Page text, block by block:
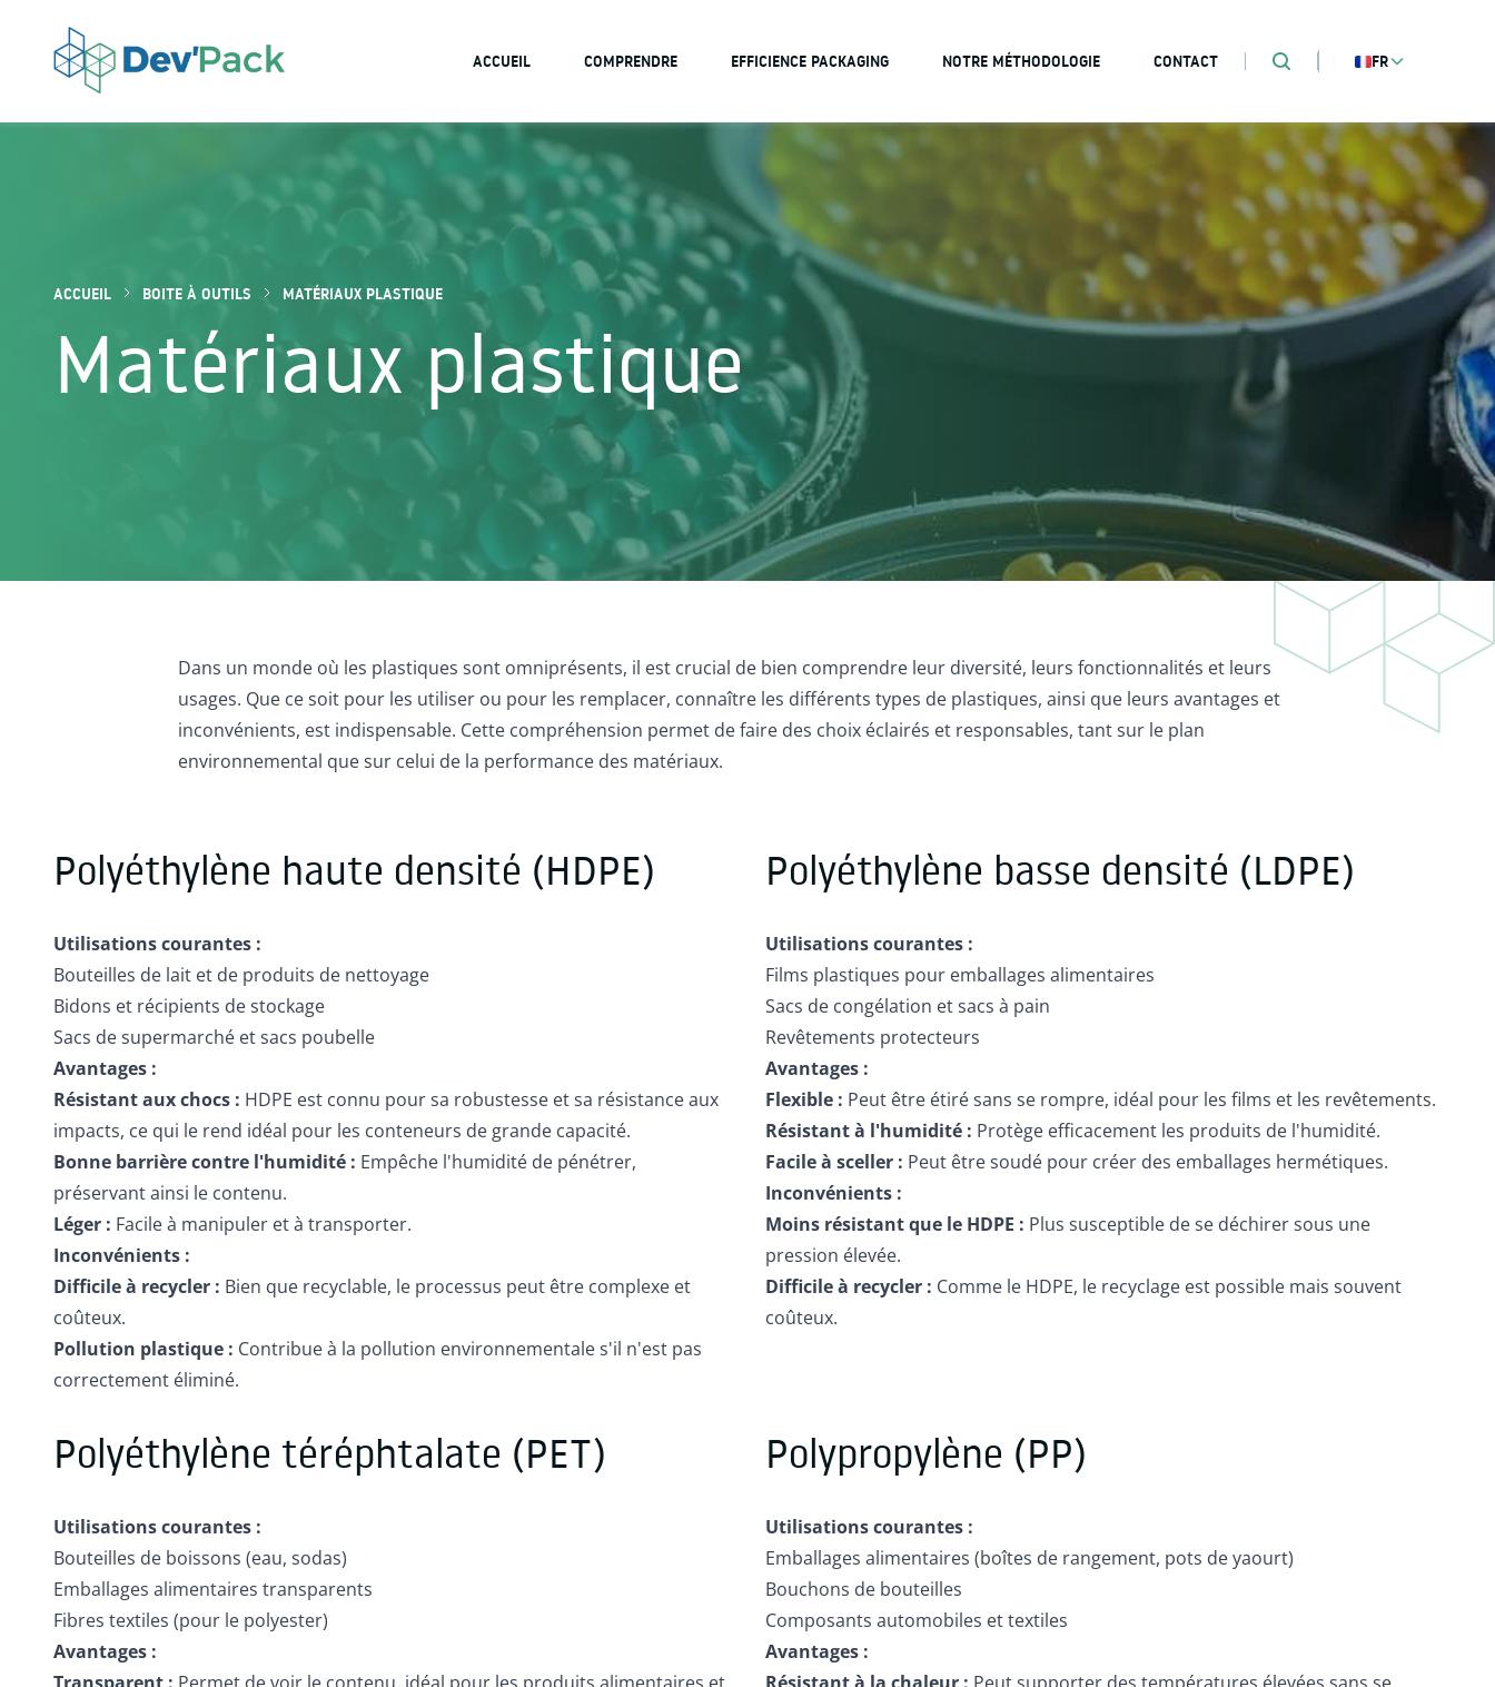
DEVPACK
ACCUEIL COMPRENDRE EFFICIENCE PACKAGING NOTRE MÉTHODOLOGIE CONTACT FR
ACCUEIL BOITE À OUTILS MATÉRIAUX PLASTIQUE
Matériaux plastique
Dans un monde où les plastiques sont omniprésents, il est crucial de bien comprendre leur diversité, leurs fonctionnalités et leurs
usages. Que ce soit pour les utiliser ou pour les remplacer, connaître les différents types de plastiques, ainsi que leurs avantages et
inconvénients, est indispensable. Cette compréhension permet de faire des choix éclairés et responsables, tant sur le plan
environnemental que sur celui de la performance des matériaux.
Polyéthylène haute densité (HDPE)
Utilisations courantes :
Bouteilles de lait et de produits de nettoyage
Bidons et récipients de stockage
Sacs de supermarché et sacs poubelle
Avantages :
Résistant aux chocs : HDPE est connu pour sa robustesse et sa résistance aux
impacts, ce qui le rend idéal pour les conteneurs de grande capacité.
Bonne barrière contre l'humidité : Empêche l'humidité de pénétrer,
préservant ainsi le contenu.
Léger : Facile à manipuler et à transporter.
Inconvénients :
Difficile à recycler : Bien que recyclable, le processus peut être complexe et
coûteux.
Pollution plastique : Contribue à la pollution environnementale s'il n'est pas
correctement éliminé.
Polyéthylène basse densité (LDPE)
Utilisations courantes :
Films plastiques pour emballages alimentaires
Sacs de congélation et sacs à pain
Revêtements protecteurs
Avantages :
Flexible : Peut être étiré sans se rompre, idéal pour les films et les revêtements.
Résistant à l'humidité : Protège efficacement les produits de l'humidité.
Facile à sceller : Peut être soudé pour créer des emballages hermétiques.
Inconvénients :
Moins résistant que le HDPE : Plus susceptible de se déchirer sous une
pression élevée.
Difficile à recycler : Comme le HDPE, le recyclage est possible mais souvent
coûteux.
Polyéthylène téréphtalate (PET)
Utilisations courantes :
Bouteilles de boissons (eau, sodas)
Emballages alimentaires transparents
Fibres textiles (pour le polyester)
Avantages :
Polypropylène (PP)
Utilisations courantes :
Emballages alimentaires (boîtes de rangement, pots de yaourt)
Bouchons de bouteilles
Composants automobiles et textiles
Avantages :